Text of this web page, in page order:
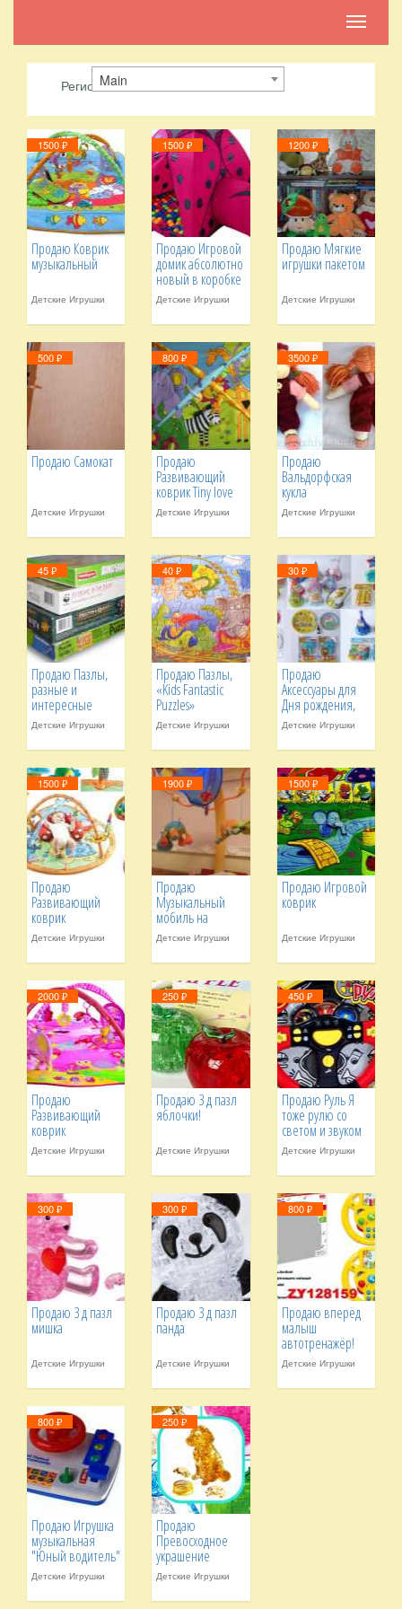
Toggle
Регион:Main
1500 ₽
Продаю Коврик
музыкальный
Детские Игрушки
1500 ₽
Продаю Игровой
домик абсолютно
новый в коробке
с шариками
модель Божья
Коровка
Детские Игрушки
1200 ₽
Продаю Мягкие
игрушки пакетом
Детские Игрушки
500 ₽
Продаю Самокат
Детские Игрушки
800 ₽
Продаю
Развивающий
коврик Tiny love
Детские Игрушки
3500 ₽
Продаю
Вальдорфская
кукла
Детские Игрушки
45 ₽
Продаю Пазлы,
разные и
интересные
Детские Игрушки
40 ₽
Продаю Пазлы,
«Kids Fantastic
Puzzles»
Детские Игрушки
30 ₽
Продаю
Аксессуары для
Дня рождения,
Парти, Банкета
Детские Игрушки
1500 ₽
Продаю
Развивающий
коврик
Детские Игрушки
1900 ₽
Продаю
Музыкальный
мобиль на
кроватку
Детские Игрушки
1500 ₽
Продаю Игровой
коврик
Детские Игрушки
2000 ₽
Продаю
Развивающий
коврик
"Принцесса Tiny"
Детские Игрушки
250 ₽
Продаю 3 д пазл
яблочки!
Детские Игрушки
450 ₽
Продаю Руль Я
тоже рулю со
светом и звуком
JOY TOY
Детские Игрушки
300 ₽
Продаю 3 д пазл
мишка
Детские Игрушки
300 ₽
Продаю 3 д пазл
панда
Детские Игрушки
800 ₽
Продаю вперёд
малыш
автотренажёр!
Детские Игрушки
800 ₽
Продаю Игрушка
музыкальная
"Юный водитель"
Детские Игрушки
250 ₽
Продаю
Превосходное
украшение
,пазлы.
Детские Игрушки